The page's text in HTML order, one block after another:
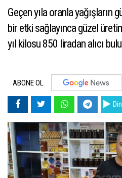
​​​​​​​Geçen yıla oranla yağışların
bir etki sağlayınca güzel
yıl kilosu 850 liradan alıcı
ABONE OL